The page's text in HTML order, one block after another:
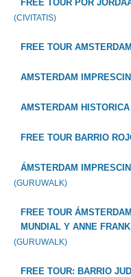
FREE TOUR POR
(CIVITATIS)
FREE TOUR AMSTERDAM
AMSTERDAM
AMSTERDAM HISTORICA
FREE TOUR BARRIO
ÁMSTERDAM
(GURUWALK)
FREE TOUR
MUNDIAL Y ANNE FRANK
(GURUWALK)
FREE TOUR: BARRIO